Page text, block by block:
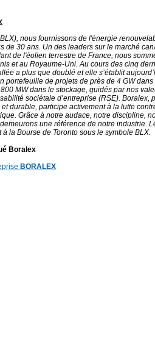
nous fournissons de l'énergie
de 30 ans. Un des leaders sur le marché
de l'éolien terrestre de France, nous
et au Royaume-Uni. Au cours des cinq
a plus que doublé et elle s’établit
portefeuille de projets de près de 4 GW
MW dans le stockage, guidés par nos
sociétale d’entreprise (RSE). Boralex,
durable, participe activement à la lutte
Grâce à notre audace, notre discipline,
une référence de notre industrie.
la Bourse de Toronto sous le symbole BLX.
Boralex
BORALEX